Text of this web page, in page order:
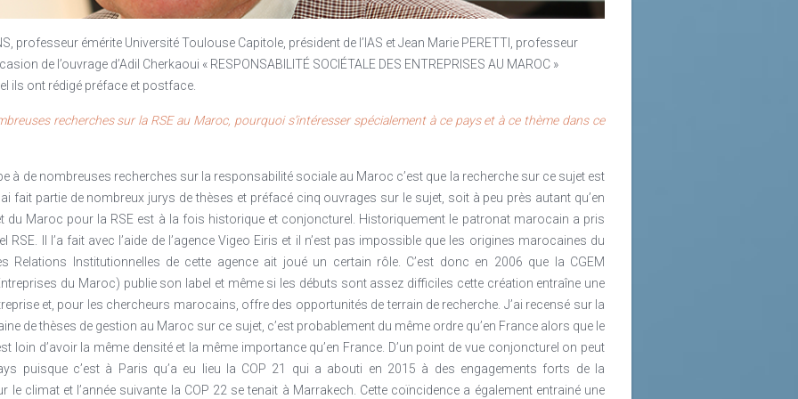
décorrélé de celles-ci.
sociétale, alors qu’elles parviennent à peine à respecter les lois.
de dotation d’InVivo dédié à une mission d’intérêt général).
professeur émérite Université Toulouse Capitole, président de l’IAS et Jean Marie PERETTI, professeur
de l’ouvrage d’Adil Cherkaoui « RESPONSABILITÉ SOCIÉTALE DES ENTREPRISES AU MAROC »
ils ont rédigé préface et postface.
recherches sur la RSE au Maroc, pourquoi s’intéresser spécialement à ce pays et à ce thème dans ce
à de nombreuses recherches sur la responsabilité sociale au Maroc c’est que la recherche sur ce sujet est
fait partie de nombreux jurys de thèses et préfacé cinq ouvrages sur le sujet, soit à peu près autant qu’en
du Maroc pour la RSE est à la fois historique et conjoncturel. Historiquement le patronat marocain a pris
RSE. Il l’a fait avec l’aide de l’agence Vigeo Eiris et il n’est pas impossible que les origines marocaines du
Relations Institutionnelles de cette agence ait joué un certain rôle. C’est donc en 2006 que la CGEM
du Maroc) publie son label et même si les débuts sont assez difficiles cette création entraîne une
et, pour les chercheurs marocains, offre des opportunités de terrain de recherche. J’ai recensé sur la
de thèses de gestion au Maroc sur ce sujet, c’est probablement du même ordre qu’en France alors que le
loin d’avoir la même densité et la même importance qu’en France. D’un point de vue conjoncturel on peut
puisque c’est à Paris qu’a eu lieu la COP 21 qui a abouti en 2015 à des engagements forts de la
climat et l’année suivante la COP 22 se tenait à Marrakech. Cette coïncidence a également entrainé une